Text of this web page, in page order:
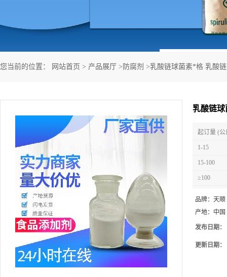
您当前的位置： 网站首页 > 产品展厅 > 防腐剂 >乳酸链球菌素*格 乳酸
乳酸链
起订量 (公
1-15
15-100
≥100
品牌： 天顺
产地： 中国
发布日期：
更新日期：